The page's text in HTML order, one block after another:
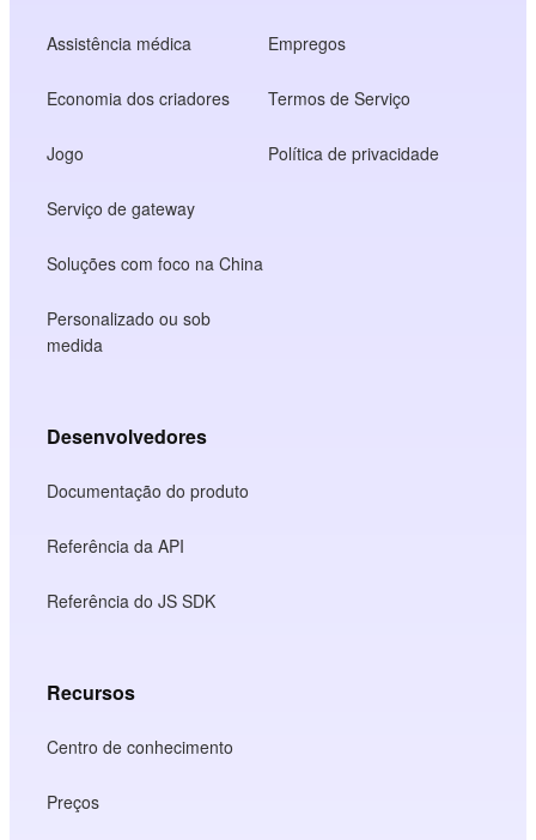
Assistência médica
Economia dos criadores
Jogo
Serviço de gateway
Soluções com foco na China
Personalizado ou sob
medida
Empregos
Termos de Serviço
Política de privacidade
Desenvolvedores
Documentação do produto
Referência da API
Referência do JS SDK
Recursos
Centro de conhecimento
Preços